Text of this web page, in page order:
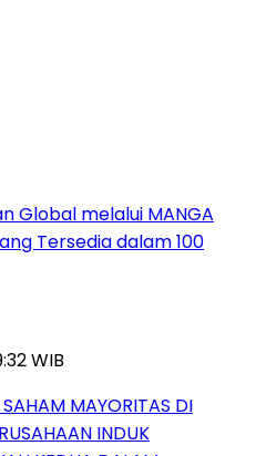
Global melalui MANGA
Tersedia dalam 100
WIB
MAYORITAS DI
INDUK